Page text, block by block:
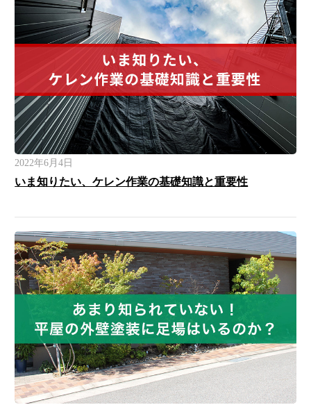
2022年6月4日
いま知りたい、ケレン作業の基礎知識と重要性